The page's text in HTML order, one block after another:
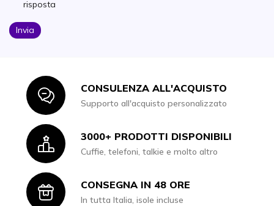
risposta
Invia
IconCONSULENZA ALL'ACQUISTO
Supporto all'acquisto personalizzato
Icon3000+ PRODOTTI DISPONIBILI
Cuffie, telefoni, talkie e molto altro
IconCONSEGNA IN 48 ORE
In tutta Italia, isole incluse